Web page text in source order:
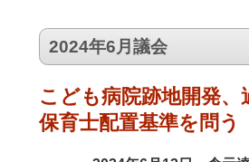
2024年6月議会
こども病院跡地開発、
保育士配置基準を問う